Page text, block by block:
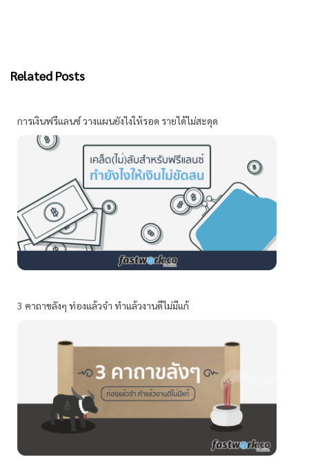
Related Posts
การเงินฟรีแลนซ์ วางแผนยังไงให้รอด รายได้ไม่สะดุด
3 คาถาขลังๆ ท่องแล้วจำ ทำแล้วงานดีไม่มีแก้